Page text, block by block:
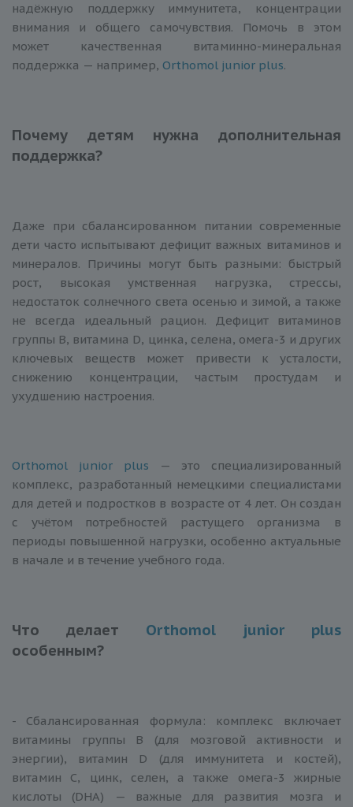
надёжную поддержку иммунитета, концентрации
внимания и общего самочувствия. Помочь в этом
может качественная витаминно-минеральная
поддержка — например, Orthomol junior plus.
Почему детям нужна дополнительная
поддержка?
Даже при сбалансированном питании современные
дети часто испытывают дефицит важных витаминов и
минералов. Причины могут быть разными: быстрый
рост, высокая умственная нагрузка, стрессы,
недостаток солнечного света осенью и зимой, а также
не всегда идеальный рацион. Дефицит витаминов
группы B, витамина D, цинка, селена, омега-3 и других
ключевых веществ может привести к усталости,
снижению концентрации, частым простудам и
ухудшению настроения.
Orthomol junior plus — это специализированный
комплекс, разработанный немецкими специалистами
для детей и подростков в возрасте от 4 лет. Он создан
с учётом потребностей растущего организма в
периоды повышенной нагрузки, особенно актуальные
в начале и в течение учебного года.
Что делает Orthomol junior plus
особенным?
- Сбалансированная формула: комплекс включает
витамины группы B (для мозговой активности и
энергии), витамин D (для иммунитета и костей),
витамин C, цинк, селен, а также омега-3 жирные
кислоты (DHA) — важные для развития мозга и